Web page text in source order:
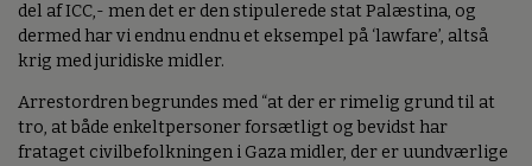
del af ICC,- men det er den stipulerede stat Palæstina, og
dermed har vi endnu endnu et eksempel på ‘lawfare’, altså
krig med juridiske midler.
Arrestordren begrundes med “at der er rimelig grund til at
tro, at både enkeltpersoner forsætligt og bevidst har
frataget civilbefolkningen i Gaza midler, der er uundværlige